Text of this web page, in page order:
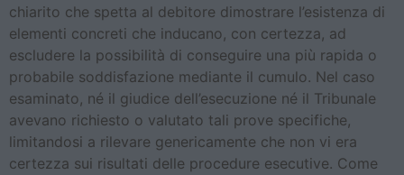
chiarito che spetta al debitore dimostrare l’esistenza di
elementi concreti che inducano, con certezza, ad
escludere la possibilità di conseguire una più rapida o
probabile soddisfazione mediante il cumulo. Nel caso
esaminato, né il giudice dell’esecuzione né il Tribunale
avevano richiesto o valutato tali prove specifiche,
limitandosi a rilevare genericamente che non vi era
certezza sui risultati delle procedure esecutive. Come